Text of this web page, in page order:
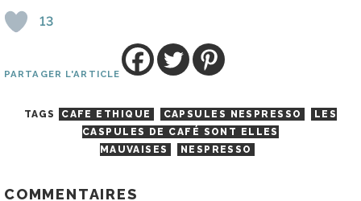
13
PARTAGER L'ARTICLE
TAGS CAFE ETHIQUE CAPSULES NESPRESSO
LES
CASPULES DE CAFÉ SONT ELLES
MAUVAISES
NESPRESSO
COMMENTAIRES